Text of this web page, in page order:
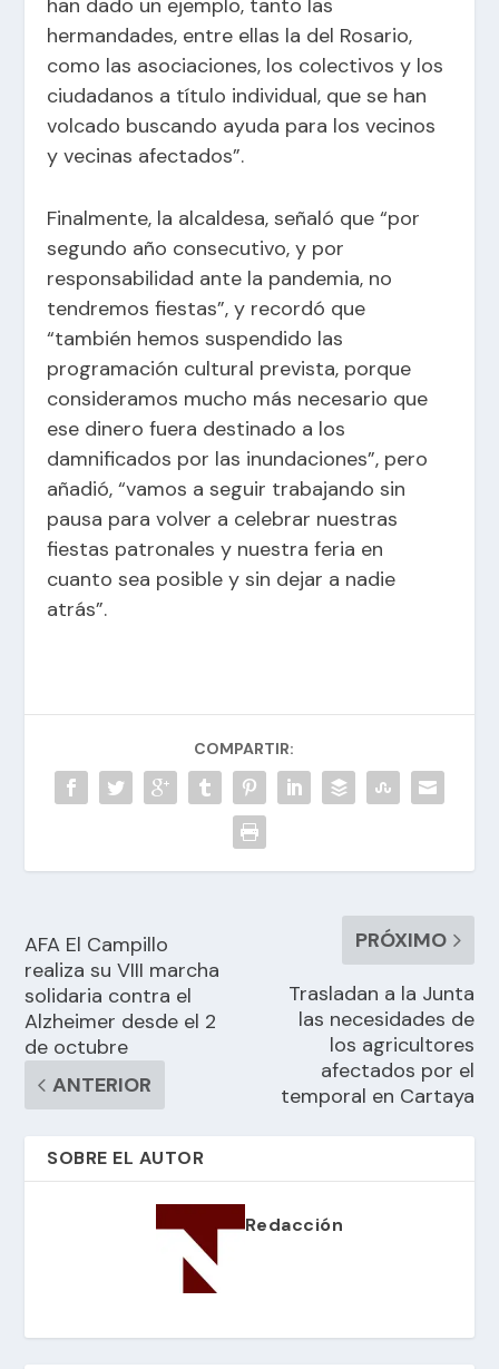
han dado un ejemplo, tanto las
hermandades, entre ellas la del Rosario,
como las asociaciones, los colectivos y los
ciudadanos a título individual, que se han
volcado buscando ayuda para los vecinos
y vecinas afectados”.
Finalmente, la alcaldesa, señaló que “por
segundo año consecutivo, y por
responsabilidad ante la pandemia, no
tendremos fiestas”, y recordó que
“también hemos suspendido las
programación cultural prevista, porque
consideramos mucho más necesario que
ese dinero fuera destinado a los
damnificados por las inundaciones”, pero
añadió, “vamos a seguir trabajando sin
pausa para volver a celebrar nuestras
fiestas patronales y nuestra feria en
cuanto sea posible y sin dejar a nadie
atrás”.
COMPARTIR:
AFA El Campillo
realiza su VIII marcha
solidaria contra el
Alzheimer desde el 2
de octubre
ANTERIOR
PRÓXIMO
Trasladan a la Junta
las necesidades de
los agricultores
afectados por el
temporal en Cartaya
SOBRE EL AUTOR
Redacción